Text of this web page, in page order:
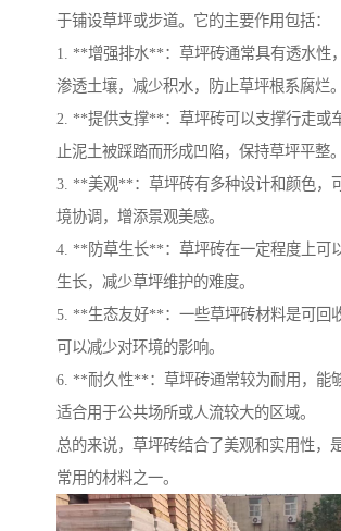
于铺设草坪或步道。它的主要作用包括：
1. **增强排水**：草坪砖通常具有透水性
渗透土壤，减少积水，防止草坪根系腐烂。
2. **提供支撑**：草坪砖可以支撑行走或
止泥土被踩踏而形成凹陷，保持草坪平整。
3. **美观**：草坪砖有多种设计和颜色，
境协调，增添景观美感。
4. **防草生长**：草坪砖在一定程度上可
生长，减少草坪维护的难度。
5. **生态友好**：一些草坪砖材料是可回
可以减少对环境的影响。
6. **耐久性**：草坪砖通常较为耐用，能
适合用于公共场所或人流较大的区域。
总的来说，草坪砖结合了美观和实用性，
常用的材料之一。